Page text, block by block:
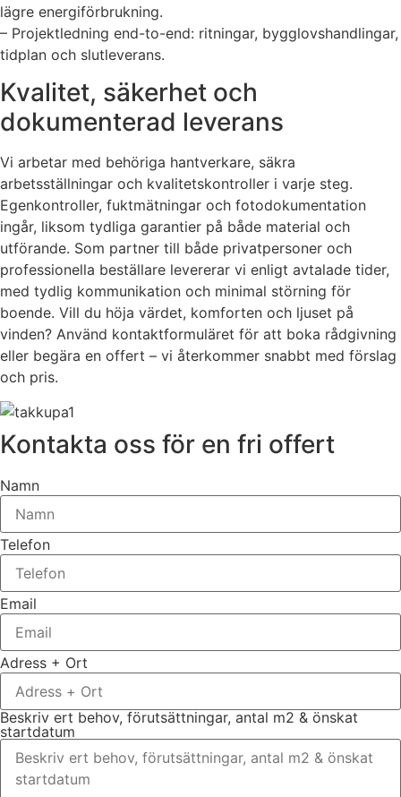
lägre energiförbrukning.
– Projektledning end-to-end: ritningar, bygglovshandlingar,
tidplan och slutleverans.
Kvalitet, säkerhet och
dokumenterad leverans
Vi arbetar med behöriga hantverkare, säkra
arbetsställningar och kvalitetskontroller i varje steg.
Egenkontroller, fuktmätningar och fotodokumentation
ingår, liksom tydliga garantier på både material och
utförande. Som partner till både privatpersoner och
professionella beställare levererar vi enligt avtalade tider,
med tydlig kommunikation och minimal störning för
boende. Vill du höja värdet, komforten och ljuset på
vinden? Använd kontaktformuläret för att boka rådgivning
eller begära en offert – vi återkommer snabbt med förslag
och pris.
Kontakta oss för en fri offert
Namn
Telefon
Email
Adress + Ort
Beskriv ert behov, förutsättningar, antal m2 & önskat
startdatum